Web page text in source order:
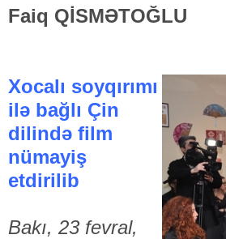
Faiq QİSMƏTOĞLU
Xocalı soyqırımı
ilə bağlı Çin
dilində film
nümayiş
etdirilib
Bakı, 23 fevral,